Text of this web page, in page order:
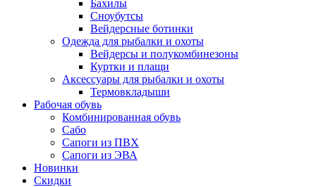
Бахилы
Сноубутсы
Вейдерсные ботинки
Одежда для рыбалки и охоты
Вейдерсы и полукомбинезоны
Куртки и плащи
Аксессуары для рыбалки и охоты
Термовкладыши
Рабочая обувь
Комбинированная обувь
Сабо
Сапоги из ПВХ
Сапоги из ЭВА
Новинки
Скидки